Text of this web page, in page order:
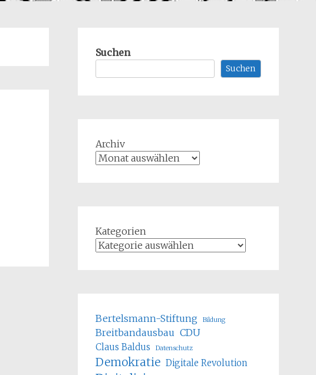
Suchen
Suchen
Archiv
Kategorien
Bertelsmann-Stiftung Bildung
Breitbandausbau CDU
Claus Baldus Datenschutz
Demokratie Digitale Revolution